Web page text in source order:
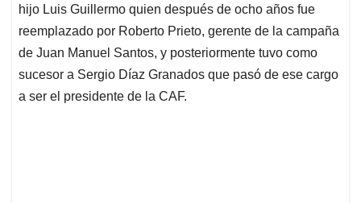
hijo Luis Guillermo quien después de ocho años fue
reemplazado por Roberto Prieto, gerente de la campaña
de Juan Manuel Santos, y posteriormente tuvo como
sucesor a Sergio Díaz Granados que pasó de ese cargo
a ser el presidente de la CAF.